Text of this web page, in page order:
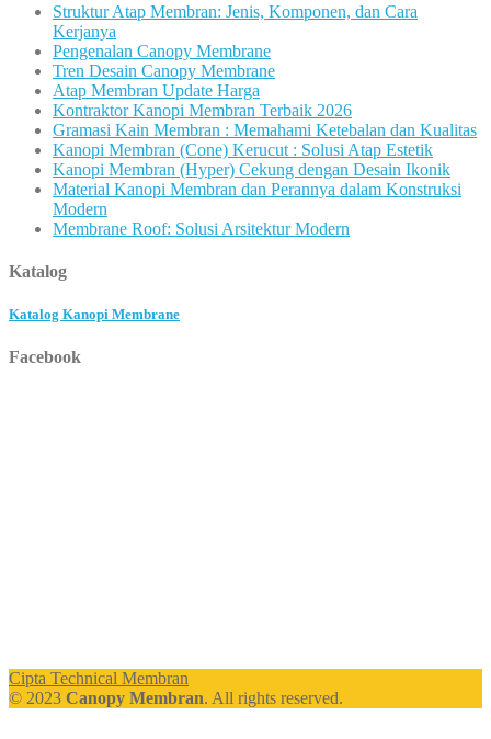
Struktur Atap Membran: Jenis, Komponen, dan Cara
Kerjanya
Pengenalan Canopy Membrane
Tren Desain Canopy Membrane
Atap Membran Update Harga
Kontraktor Kanopi Membran Terbaik 2026
Gramasi Kain Membran : Memahami Ketebalan dan Kualitas
Kanopi Membran (Cone) Kerucut : Solusi Atap Estetik
Kanopi Membran (Hyper) Cekung dengan Desain Ikonik
Material Kanopi Membran dan Perannya dalam Konstruksi
Modern
Membrane Roof: Solusi Arsitektur Modern
Katalog
Katalog Kanopi Membrane
Facebook
Cipta Technical Membran
© 2023 Canopy Membran. All rights reserved.